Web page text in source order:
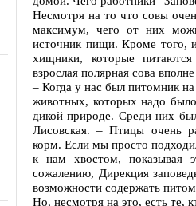
Несмотря на то что совы
максимум, чего от них
источник пищи. Кроме того,
хищники, которые
взрослая полярная сова
– Когда у нас был питомник
животных, которых надо
дикой природе. Среди них
Лисовская. – Птицы очень
корм. Если мы просто
к нам хвостом, показывая
сожалению, Дирекция
возможности содержать
Но, несмотря на это, есть те,